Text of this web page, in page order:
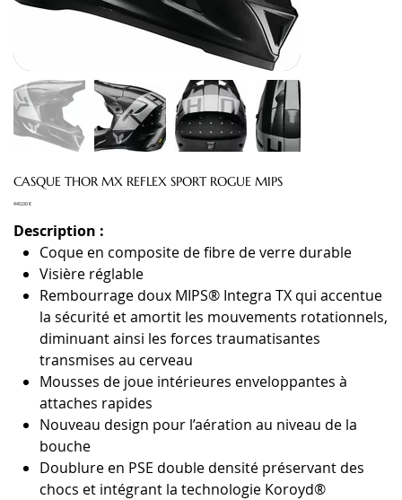
CASQUE THOR MX REFLEX SPORT ROGUE MIPS
Prix
440,00 €
Description :
Coque en composite de fibre de verre durable
Visière réglable
Rembourrage doux MIPS® Integra TX qui accentue
la sécurité et amortit les mouvements rotationnels,
diminuant ainsi les forces traumatisantes
transmises au cerveau
Mousses de joue intérieures enveloppantes à
attaches rapides
Nouveau design pour l’aération au niveau de la
bouche
Doublure en PSE double densité préservant des
chocs et intégrant la technologie Koroyd®